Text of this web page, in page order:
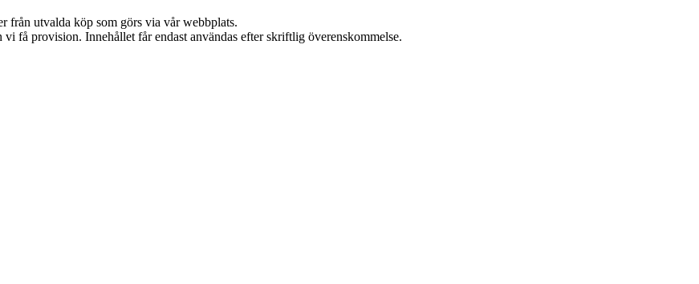
från utvalda köp som görs via vår webbplats.
få provision. Innehållet får endast användas efter skriftlig överenskommelse.